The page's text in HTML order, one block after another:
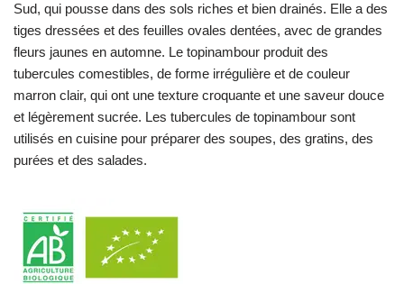
Sud, qui pousse dans des sols riches et bien drainés. Elle a des
tiges dressées et des feuilles ovales dentées, avec de grandes
fleurs jaunes en automne. Le topinambour produit des
tubercules comestibles, de forme irrégulière et de couleur
marron clair, qui ont une texture croquante et une saveur douce
et légèrement sucrée. Les tubercules de topinambour sont
utilisés en cuisine pour préparer des soupes, des gratins, des
purées et des salades.